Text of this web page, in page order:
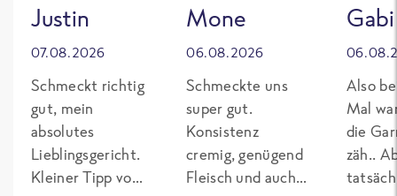
Justin
07.08.2026
Schmeckt richtig
gut, mein
absolutes
Lieblingsgericht.
Kleiner Tipp von
Mone
06.08.2026
Schmeckte uns
super gut.
Konsistenz
cremig, genügend
Fleisch und auch
Gabi
Also
Mal
die
zäh..